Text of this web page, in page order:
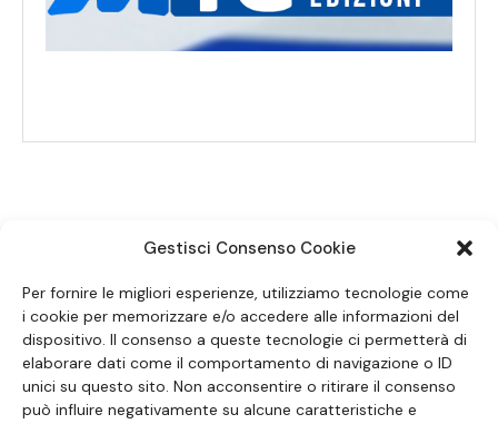
Gestisci Consenso Cookie
Per fornire le migliori esperienze, utilizziamo tecnologie come
i cookie per memorizzare e/o accedere alle informazioni del
dispositivo. Il consenso a queste tecnologie ci permetterà di
elaborare dati come il comportamento di navigazione o ID
unici su questo sito. Non acconsentire o ritirare il consenso
può influire negativamente su alcune caratteristiche e
SEGUICI SUI SOCIAL